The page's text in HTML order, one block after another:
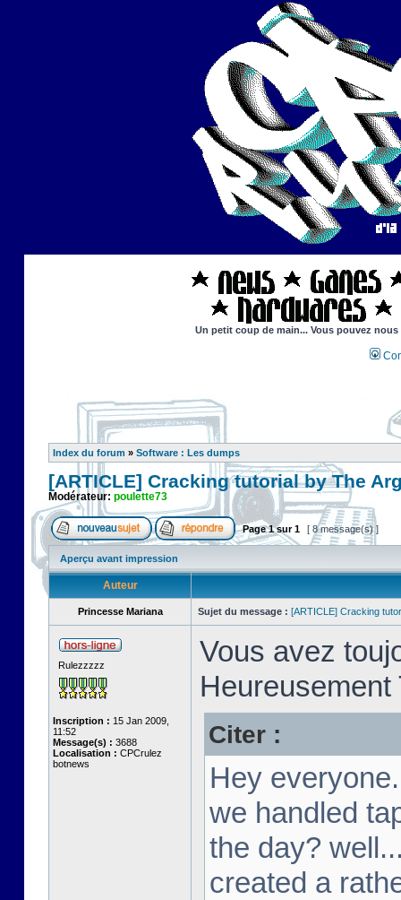
Un petit coup de main... Vous pouvez
Index du forum » Software : Les dumps
[ARTICLE] Cracking tutorial by The
Modérateur: poulette73
Page1sur1 [ 8 message(s) ]
Aperçu avant impression
Auteur
Princesse Mariana Sujet du message : [ARTICLE] Cracking
Rulezzzzz
Inscription : 15 Jan 2009,
11:52
Message(s) : 3688
Localisation : CPCrulez
botnews
Vous avez
Citer :
Hey
we handled
the day?
created a